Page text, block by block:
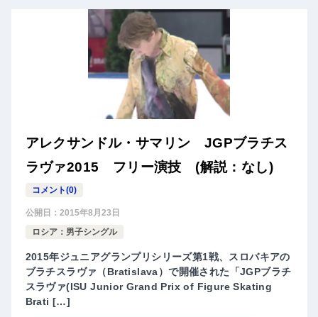
アレクサンドル・サマリン JGPブラチス
ラヴァ2015 フリー演技 (解説：なし)
コメント(0)
公開日： 2015年8月23日
ロシア：男子シングル
2015年ジュニアグランプリシリーズ第1戦、スロバキアの
ブラチスラヴァ（Bratislava）で開催された「JGPブラチ
スラヴァ(ISU Junior Grand Prix of Figure Skating
Brati […]